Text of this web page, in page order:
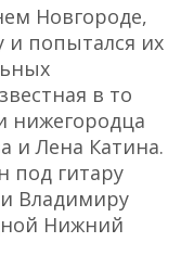
Новгороде,
и попытался их
в то
нижегородца
и Лена Катина.
под гитару
Владимиру
Нижний